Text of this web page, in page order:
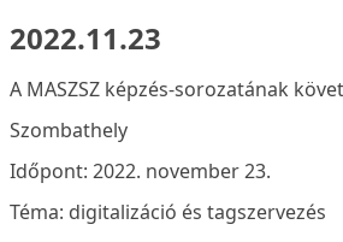
2022.11.23
A MASZSZ képzés-sorozatának
Szombathely
Időpont: 2022. november 23.
Téma: digitalizáció és tagszervezés